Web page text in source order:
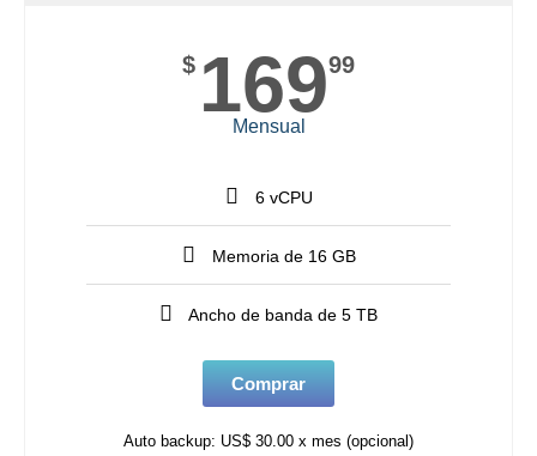
$ 16999
Mensual
6 vCPU
Memoria de 16 GB
Ancho de banda de 5 TB
Comprar
Auto backup: US$ 30.00 x mes (opcional)